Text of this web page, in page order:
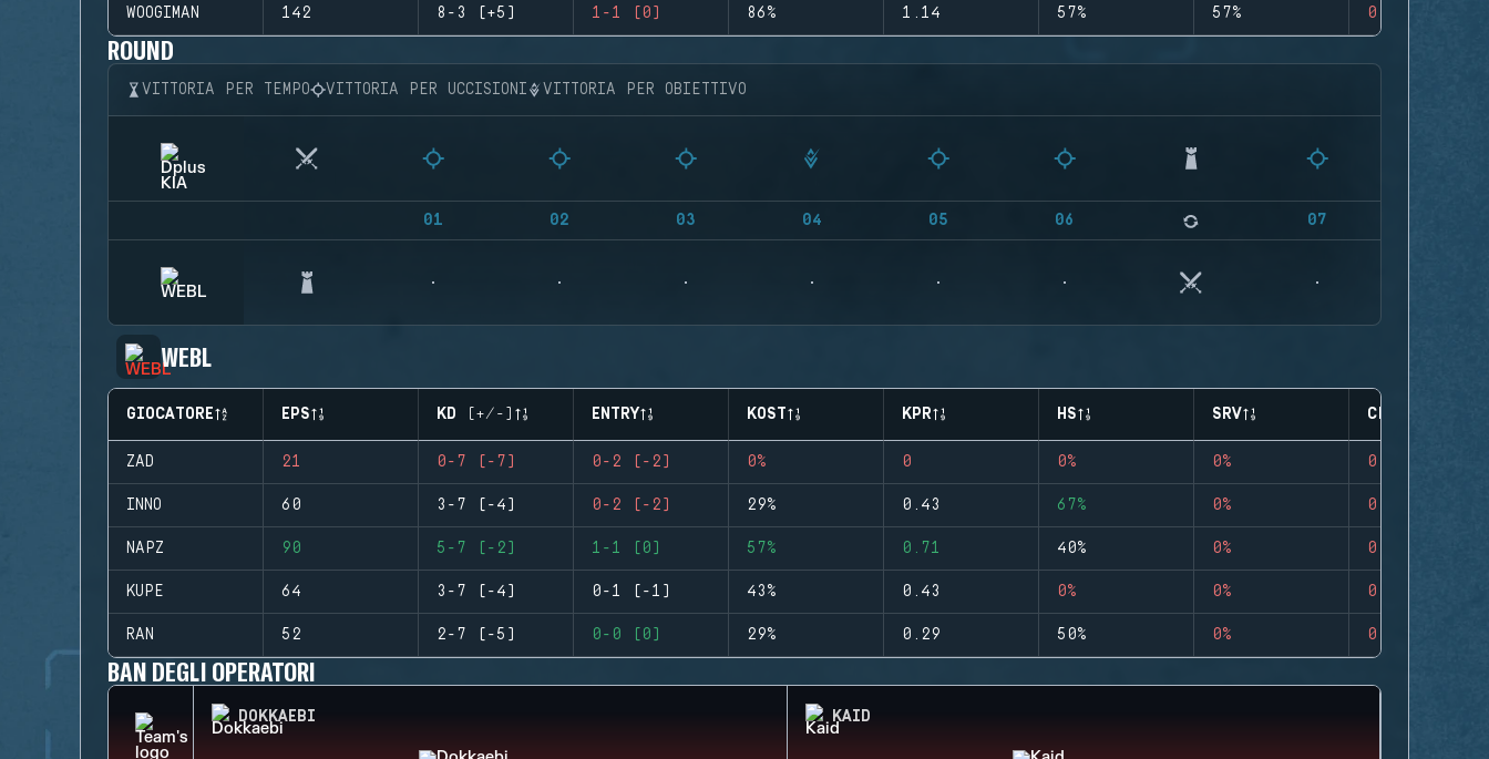
WOOGIMAN 142 8-3 (+5) 1-1 (0) 86% 1.14 57% 57% 0
ROUND
VITTORIA PER TEMPO VITTORIA PER UCCISIONI VITTORIA PER OBIETTIVO
01 02 03 04 05 06 07
WEBL
GIOCATORE EPS KD (+/-) ENTRY KOST KPR HS SRV CLUTCHES
ZAD 21 0-7 (-7) 0-2 (-2) 0% 0 0% 0% 0
INNO 60 3-7 (-4) 0-2 (-2) 29% 0.43 67% 0% 0
NAPZ 90 5-7 (-2) 1-1 (0) 57% 0.71 40% 0% 0
KUPE 64 3-7 (-4) 0-1 (-1) 43% 0.43 0% 0% 0
RAN 52 2-7 (-5) 0-0 (0) 29% 0.29 50% 0% 0
BAN DEGLI OPERATORI
DOKKAEBI KAID